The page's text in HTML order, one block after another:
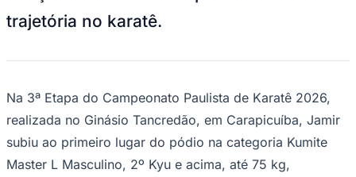
NBA
NFL
Tênis (ATP)
NHL
Atletismo
Vôlei
Competições de Futebol
trajetória no karatê.
Na 3ª Etapa do Campeonato Paulista de Karatê 2026,
realizada no Ginásio Tancredão, em Carapicuíba, Jamir
subiu ao primeiro lugar do pódio na categoria Kumite
Master L Masculino, 2º Kyu e acima, até 75 kg,